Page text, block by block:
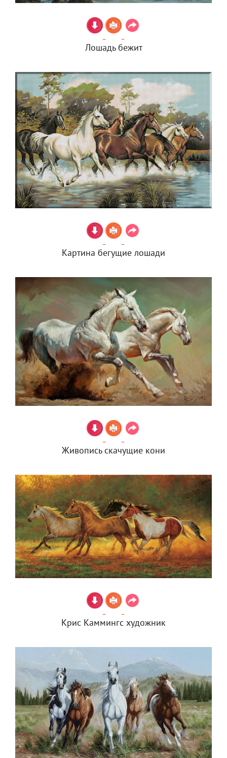
Лошадь бежит
Картина бегущие лошади
Живопись скачущие кони
Крис Каммингс художник